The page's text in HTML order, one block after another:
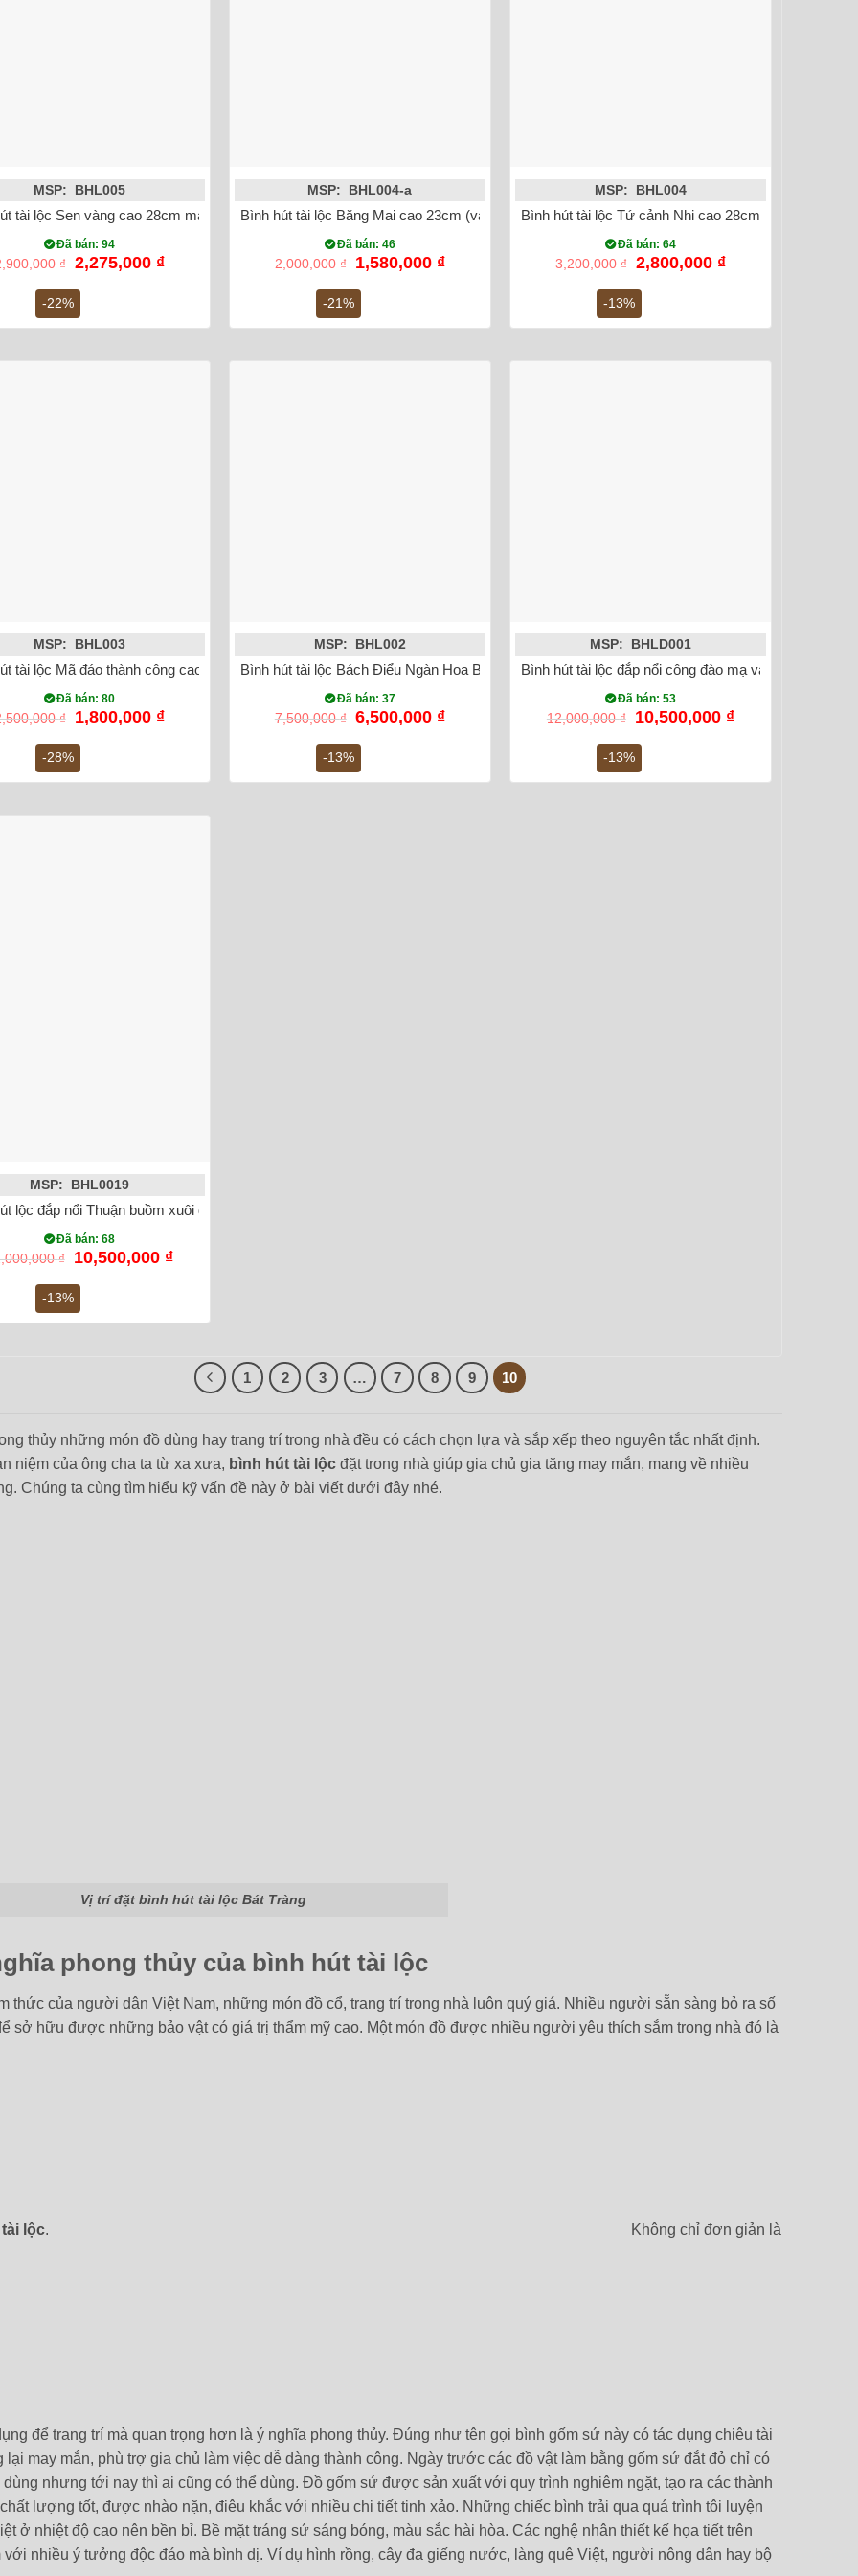
-22%
MSP: BHL005
tài lộc Sen vàng cao 28cm mạ vàng 18k
Đã bán: 94
₫ Giá
là:
2,900,000 ₫.
2,275,000 ₫Giá
2,275,000 ₫.
-21%
MSP: BHL004-a
Bình hút tài lộc Băng Mai cao 23cm (vàng 18k)
Đã bán: 46
2,000,000₫
Giá
là:
2,000,000 ₫.
1,580,000 ₫Giá
1,580,000 ₫.
-13%
MSP: BHL004
Bình hút tài lộc Tứ cảnh Nhi cao 28cm Bát Tràng
Đã bán: 64
3,200,000₫ Giá
là:
3,200,000 ₫.
2,800,000 ₫Giá
2,800,000 ₫.
-28%
MSP: BHL003
tài lộc Mã đáo thành công cao 23cm Bát Tràng (vàng 18k)
Đã bán: 80
₫
Giá
là:
2,500,000 ₫.
1,800,000 ₫Giá
1,800,000 ₫.
-13%
MSP: BHL002
Bình hút tài lộc Bách Điểu Ngàn Hoa Bát Tràng cao 45cm Mạ vàng 18k
Đã bán: 37
7,500,000₫ Giá
là:
7,500,000 ₫.
6,500,000 ₫Giá
6,500,000 ₫.
-13%
MSP: BHLD001
Bình hút tài lộc đắp nổi công đào mạ vàng Bát Tràng
Đã bán: 53
12,000,000₫
Giá
là:
12,000,000 ₫.
10,500,000 ₫Giá
10,500,000 ₫.
-13%
MSP: BHL0019
lộc đắp nổi Thuận buồm xuôi gió mạ vàng
Đã bán: 68
₫
Giá
là:
12,000,000 ₫.
10,500,000 ₫Giá
10,500,000 ₫.
1 2 3 … 7 8 9 10
thủy những món đồ dùng hay trang trí trong nhà đều có cách chọn lựa và sắp xếp theo nguyên tắc nhất định.
niệm của ông cha ta từ xa xưa, bình hút tài lộc đặt trong nhà giúp gia chủ gia tăng may mắn, mang về nhiều
Chúng ta cùng tìm hiểu kỹ vấn đề này ở bài viết dưới đây nhé.
Vị trí đặt bình hút tài lộc Bát Tràng
phong thủy của bình hút tài lộc
thức của người dân Việt Nam, những món đồ cổ, trang trí trong nhà luôn quý giá. Nhiều người sẵn sàng bỏ ra số
sở hữu được những bảo vật có giá trị thẩm mỹ cao. Một món đồ được nhiều người yêu thích sắm trong nhà đó là
lộc. Không chỉ đơn giản là
để trang trí mà quan trọng hơn là ý nghĩa phong thủy. Đúng như tên gọi bình gốm sứ này có tác dụng chiêu tài
lại may mắn, phù trợ gia chủ làm việc dễ dàng thành công. Ngày trước các đồ vật làm bằng gốm sứ đắt đỏ chỉ có
dùng nhưng tới nay thì ai cũng có thể dùng. Đồ gốm sứ được sản xuất với quy trình nghiêm ngặt, tạo ra các thành
lượng tốt, được nhào nặn, điêu khắc với nhiều chi tiết tinh xảo. Những chiếc bình trải qua quá trình tôi luyện
ở nhiệt độ cao nên bền bỉ. Bề mặt tráng sứ sáng bóng, màu sắc hài hòa. Các nghệ nhân thiết kế họa tiết trên
với nhiều ý tưởng độc đáo mà bình dị. Ví dụ hình rồng, cây đa giếng nước, làng quê Việt, người nông dân hay bộ